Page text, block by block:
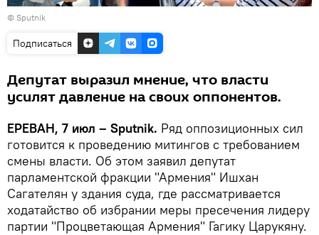
© Sputnik
Подписаться
Депутат выразил мнение, что власти
усилят давление на своих оппонентов.
ЕРЕВАН, 7 июл – Sputnik. Ряд оппозиционных сил
готовится к проведению митингов с требованием
смены власти. Об этом заявил депутат
парламентской фракции "Армения" Ишхан
Сагателян у здания суда, где рассматривается
ходатайство об избрании меры пресечения лидеру
партии "Процветающая Армения" Гагику Царукяну.